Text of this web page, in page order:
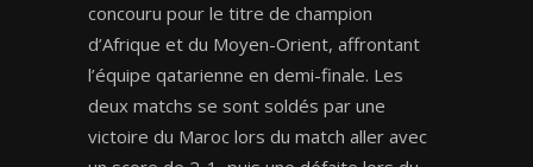
concouru pour le titre de champion
d’Afrique et du Moyen-Orient, affrontant
l’équipe qatarienne en demi-finale. Les
deux matchs se sont soldés par une
victoire du Maroc lors du match aller avec